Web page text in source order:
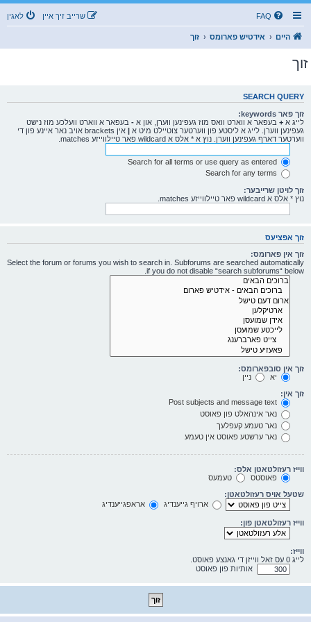
FAQ לאגין שרייב זיך איין
היים אידטיש פארומס זוך
זוך
SEARCH QUERY
זוך פאר keywords:
לייג א + בעפאר א ווארט וואס מוז געפינען ווערן, און א - בעפאר א ווארט וועלכע מוז נישט
געפינען ווערן. לייג א ליסטע פון ווערטער צוטיילט מיט א |
אין brackets אויב נאר איינע פון די
ווערטער דארף געפינען ווערן. נוץ א * אלס א wildcard פאר טיילווייזע matches.
זוך לויטן שרייבער:
נוץ * אלס א wildcard פאר טיילווייזע matches.
זוך אפציעס
זוך אין פארומס:
Select the forum or forums you wish to search in. Subforums are searched automatically
if you do not disable “search subforums“ below.
זוך אין סובפארומס:
יא
ניין
זוך אין:
נאר אינהאלט פון פאוסט
נאר טעמע קעפלעך
נאר ערשטע פאוסט אין טעמע
ווייז רעזולטאטן אלס:
פאוסטס
טעמעס
שטעל אויס רעזולטאטן:
ארויף גייענדיג
אראפגייענדיג
ווייז רעזולטאטן פון:
ווייז:
לייג 0 עס זאל ווייזן די גאנצע פאוסט.
אותיות פון פאוסט